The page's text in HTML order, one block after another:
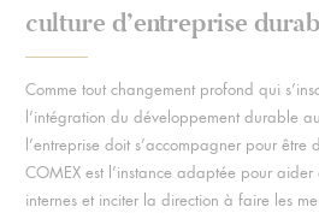
culture d’entreprise
Comme tout changement profond qui
l’intégration du développement durable
l’entreprise doit s’accompagner pour
COMEX est l’instance adaptée pour aider
internes et inciter la direction à faire les